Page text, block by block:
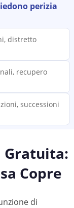
perizia
distretto
recupero
successioni
Gratuita:
Copre
di